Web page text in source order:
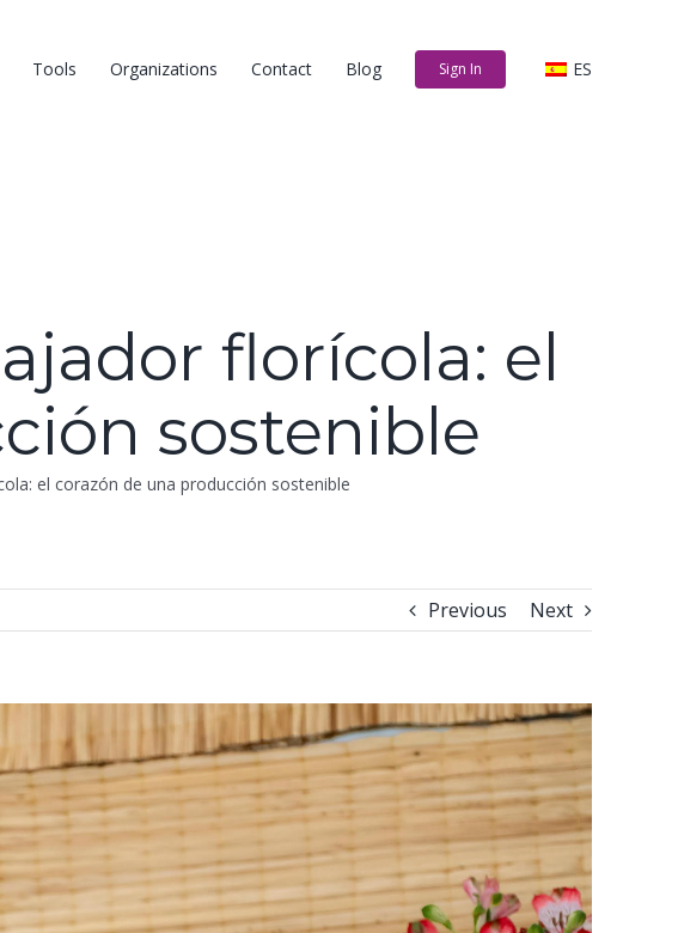
Tools Organizations Contact Blog Sign In ES
florícola: el
sostenible
el corazón de una producción sostenible
Previous Next